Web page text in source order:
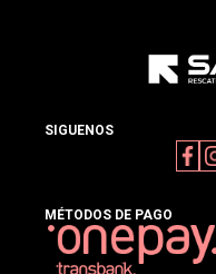
SIGUENOS
MÉTODOS DE PAGO